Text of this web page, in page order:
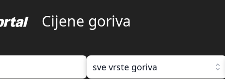
Cijene goriva
sve vrste goriva